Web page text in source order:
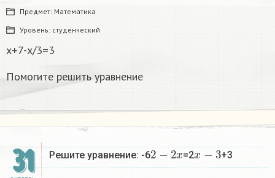
Предмет: Математика
Уровень: студенческий
x+7-x/3=3
Помогите решить уравнение
31 Решите уравнение: -6
2− 2 x
=2
x−3
+3